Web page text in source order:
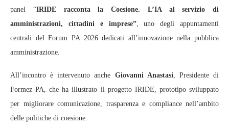
panel “IRIDE racconta la Coesione. L’IA al servizio di
amministrazioni, cittadini e imprese”, uno degli appuntamenti
centrali del Forum PA 2026 dedicati all’innovazione nella pubblica
amministrazione.
All’incontro è intervenuto anche Giovanni Anastasi, Presidente di
Formez PA, che ha illustrato il progetto IRIDE, prototipo sviluppato
per migliorare comunicazione, trasparenza e compliance nell’ambito
delle politiche di coesione.